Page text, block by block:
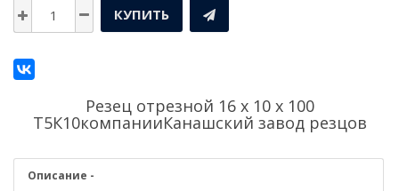
КУПИТЬ
Резец отрезной 16 х 10 х 100
Т5К10компанииКанашский завод резцов
Описание -